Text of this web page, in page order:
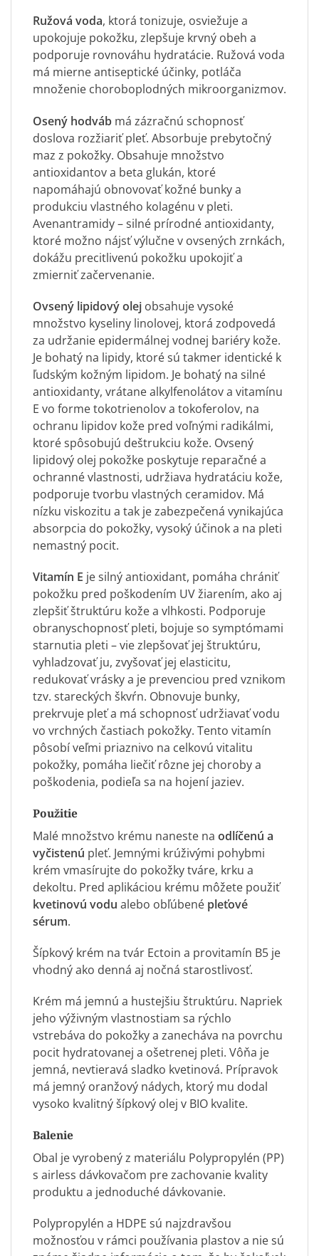
Ružová voda, ktorá tonizuje, osviežuje a
upokojuje pokožku, zlepšuje krvný obeh a
podporuje rovnováhu hydratácie. Ružová voda
má mierne antiseptické účinky, potláča
množenie choroboplodných mikroorganizmov.
Osený hodváb má zázračnú schopnosť
doslova rozžiariť pleť. Absorbuje prebytočný
maz z pokožky. Obsahuje množstvo
antioxidantov a beta glukán, ktoré
napomáhajú obnovovať kožné bunky a
produkciu vlastného kolagénu v pleti.
Avenantramidy – silné prírodné antioxidanty,
ktoré možno nájsť výlučne v ovsených zrnkách,
dokážu precitlivenú pokožku upokojiť a
zmierniť začervenanie.
Ovsený lipidový olej obsahuje vysoké
množstvo kyseliny linolovej, ktorá zodpovedá
za udržanie epidermálnej vodnej bariéry kože.
Je bohatý na lipidy, ktoré sú takmer identické k
ľudským kožným lipidom. Je bohatý na silné
antioxidanty, vrátane alkylfenolátov a vitamínu
E vo forme tokotrienolov a tokoferolov, na
ochranu lipidov kože pred voľnými radikálmi,
ktoré spôsobujú deštrukciu kože. Ovsený
lipidový olej pokožke poskytuje reparačné a
ochranné vlastnosti, udržiava hydratáciu kože,
podporuje tvorbu vlastných ceramidov. Má
nízku viskozitu a tak je zabezpečená vynikajúca
absorpcia do pokožky, vysoký účinok a na pleti
nemastný pocit.
Vitamín E je silný antioxidant, pomáha chrániť
pokožku pred poškodením UV žiarením, ako aj
zlepšiť štruktúru kože a vlhkosti. Podporuje
obranyschopnosť pleti, bojuje so symptómami
starnutia pleti – vie zlepšovať jej štruktúru,
vyhladzovať ju, zvyšovať jej elasticitu,
redukovať vrásky a je prevenciou pred vznikom
tzv. stareckých škvŕn. Obnovuje bunky,
prekrvuje pleť a má schopnosť udržiavať vodu
vo vrchných častiach pokožky. Tento vitamín
pôsobí veľmi priaznivo na celkovú vitalitu
pokožky, pomáha liečiť rôzne jej choroby a
poškodenia, podieľa sa na hojení jaziev.
Použitie
Malé množstvo krému naneste na odlíčenú a
vyčistenú pleť. Jemnými krúživými pohybmi
krém vmasírujte do pokožky tváre, krku a
dekoltu. Pred aplikáciou krému môžete použiť
kvetinovú vodu alebo obľúbené pleťové
sérum.
Šípkový krém na tvár Ectoin a provitamín B5 je
vhodný ako denná aj nočná starostlivosť.
Krém má jemnú a hustejšiu štruktúru. Napriek
jeho výživným vlastnostiam sa rýchlo
vstrebáva do pokožky a zanecháva na povrchu
pocit hydratovanej a ošetrenej pleti. Vôňa je
jemná, nevtieravá sladko kvetinová. Prípravok
má jemný oranžový nádych, ktorý mu dodal
vysoko kvalitný šípkový olej v BIO kvalite.
Balenie
Obal je vyrobený z materiálu Polypropylén (PP)
s airless dávkovačom pre zachovanie kvality
produktu a jednoduché dávkovanie.
Polypropylén a HDPE sú najzdravšou
možnosťou v rámci používania plastov a nie sú